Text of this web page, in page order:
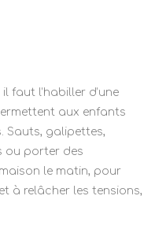
faut l’habiller d’une
aux enfants
Sauts, galipettes,
ou porter des
le matin, pour
à relâcher les tensions,